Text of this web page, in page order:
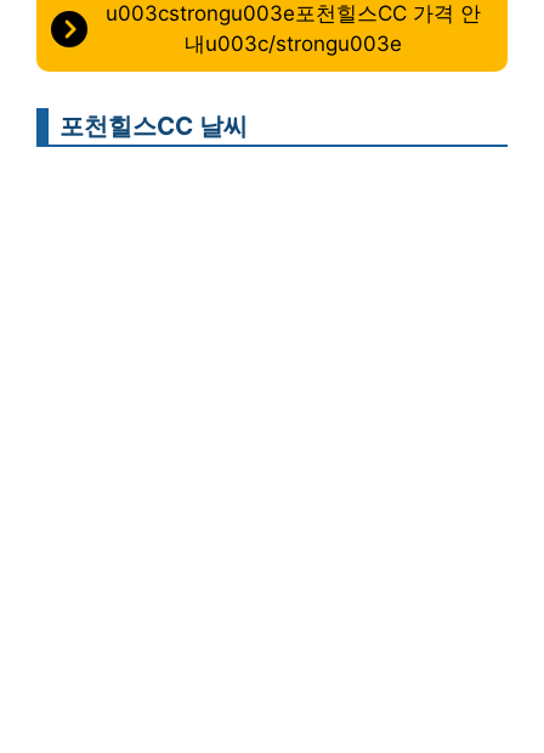
u003cstrongu003e포천힐스CC 가격 안
내u003c/strongu003e
포천힐스CC 날씨